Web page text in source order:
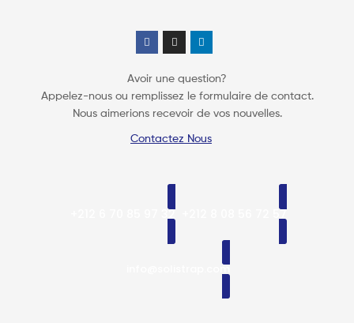
Avoir une question?
Appelez-nous ou remplissez le formulaire de contact.
Nous aimerions recevoir de vos nouvelles.
Contactez Nous
+212 6 70 85 97 32 +212 8 08 56 72 57
info@solistrap.com